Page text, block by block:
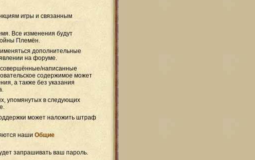
игры и связанным
Все изменения будут
Племён.
дополнительные
на форуме.
совершённые/написанные
содержимое может
а также без указания
упомянутых в следующих
может наложить штраф
наши Общие
запрашивать ваш пароль.